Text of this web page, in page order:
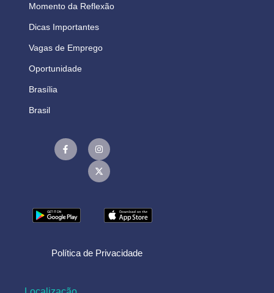
Momento da Reflexão
Dicas Importantes
Vagas de Emprego
Oportunidade
Brasília
Brasil
Política de Privacidade